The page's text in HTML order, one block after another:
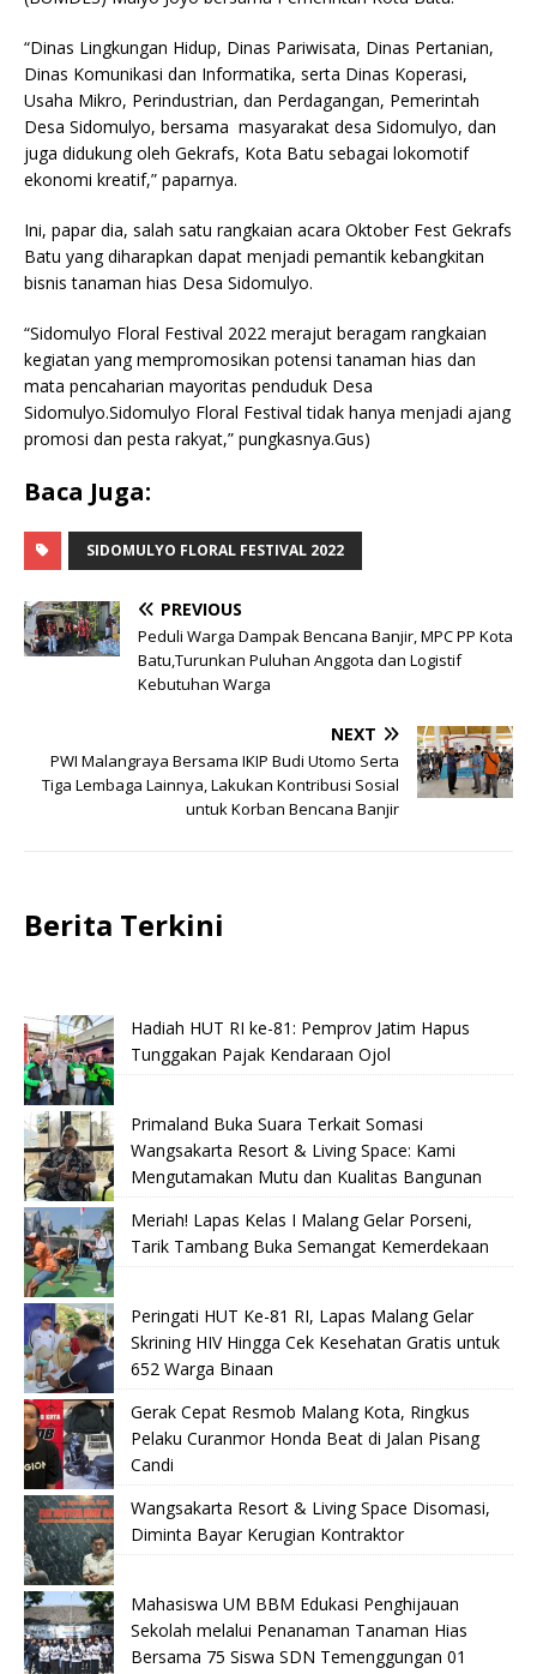
“Dinas Lingkungan Hidup, Dinas Pariwisata, Dinas Pertanian,
Dinas Komunikasi dan Informatika, serta Dinas Koperasi,
Usaha Mikro, Perindustrian, dan Perdagangan, Pemerintah
Desa Sidomulyo, bersama masyarakat desa Sidomulyo, dan
juga didukung oleh Gekrafs, Kota Batu sebagai lokomotif
ekonomi kreatif,” paparnya.
Ini, papar dia, salah satu rangkaian acara Oktober Fest Gekrafs
Batu yang diharapkan dapat menjadi pemantik kebangkitan
bisnis tanaman hias Desa Sidomulyo.
“Sidomulyo Floral Festival 2022 merajut beragam rangkaian
kegiatan yang mempromosikan potensi tanaman hias dan
mata pencaharian mayoritas penduduk Desa
Sidomulyo.Sidomulyo Floral Festival tidak hanya menjadi ajang
promosi dan pesta rakyat,” pungkasnya.Gus)
Baca Juga:
SIDOMULYO FLORAL FESTIVAL 2022
PREVIOUS
Peduli Warga Dampak Bencana Banjir, MPC PP Kota
Batu,Turunkan Puluhan Anggota dan Logistif
Kebutuhan Warga
NEXT
PWI Malangraya Bersama IKIP Budi Utomo Serta
Tiga Lembaga Lainnya, Lakukan Kontribusi Sosial
untuk Korban Bencana Banjir
Berita Terkini
Hadiah HUT RI ke-81: Pemprov Jatim Hapus
Tunggakan Pajak Kendaraan Ojol
Primaland Buka Suara Terkait Somasi
Wangsakarta Resort & Living Space: Kami
Mengutamakan Mutu dan Kualitas Bangunan
Meriah! Lapas Kelas I Malang Gelar Porseni,
Tarik Tambang Buka Semangat Kemerdekaan
Peringati HUT Ke-81 RI, Lapas Malang Gelar
Skrining HIV Hingga Cek Kesehatan Gratis untuk
652 Warga Binaan
Gerak Cepat Resmob Malang Kota, Ringkus
Pelaku Curanmor Honda Beat di Jalan Pisang
Candi
Wangsakarta Resort & Living Space Disomasi,
Diminta Bayar Kerugian Kontraktor
Mahasiswa UM BBM Edukasi Penghijauan
Sekolah melalui Penanaman Tanaman Hias
Bersama 75 Siswa SDN Temenggungan 01